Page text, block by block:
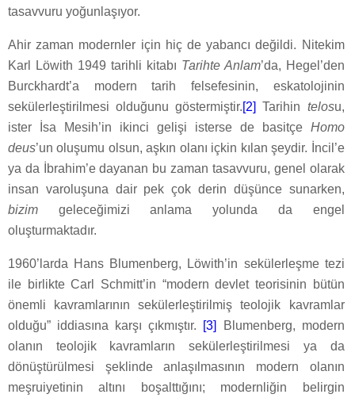
tasavvuru yoğunlaşıyor.
Ahir zaman modernler için hiç de yabancı değildi. Nitekim
Karl Löwith 1949 tarihli kitabı Tarihte Anlam’da, Hegel’den
Burckhardt’a modern tarih felsefesinin, eskatolojinin
sekülerleştirilmesi olduğunu göstermiştir.[2] Tarihin telosu,
ister İsa Mesih’in ikinci gelişi isterse de basitçe Homo
deus’un oluşumu olsun, aşkın olanı içkin kılan şeydir. İncil’e
ya da İbrahim’e dayanan bu zaman tasavvuru, genel olarak
insan varoluşuna dair pek çok derin düşünce sunarken,
bizim geleceğimizi anlama yolunda da engel
oluşturmaktadır.
1960’larda Hans Blumenberg, Löwith’in sekülerleşme tezi
ile birlikte Carl Schmitt’in “modern devlet teorisinin bütün
önemli kavramlarının sekülerleştirilmiş teolojik kavramlar
olduğu” iddiasına karşı çıkmıştır. [3]
Blumenberg, modern
olanın teolojik kavramların sekülerleştirilmesi ya da
dönüştürülmesi şeklinde anlaşılmasının modern olanın
meşruiyetinin altını boşalttığını; modernliğin belirgin